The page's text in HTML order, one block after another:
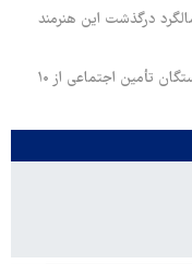
درگذشت این هنرمند
احتمال پرداخت معوقات افزایش حقوق بازنشستگان تأمین اجتماعی از ۱۰